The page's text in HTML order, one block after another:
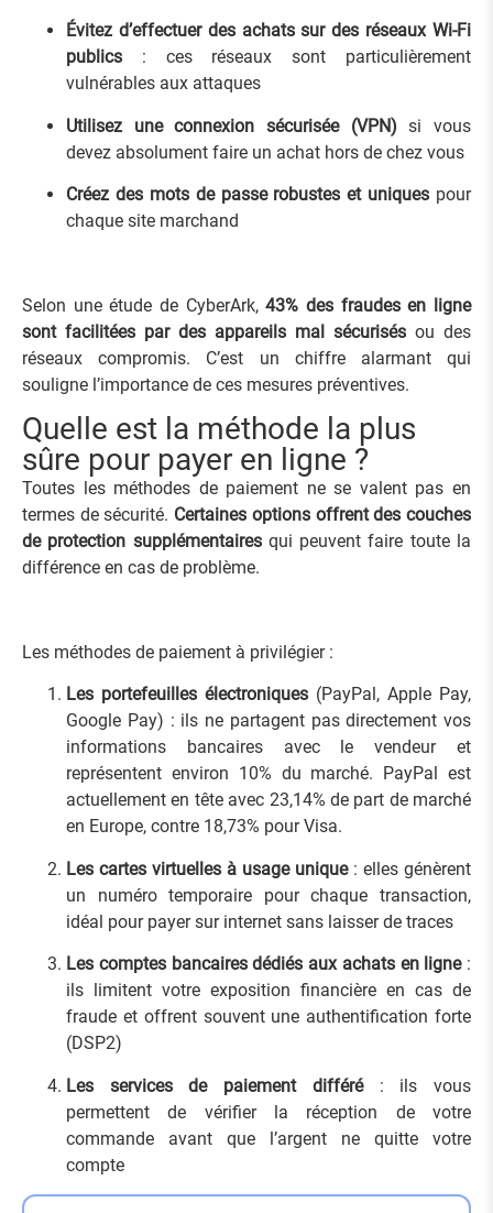
Évitez d’effectuer des achats sur des réseaux Wi-Fi
publics : ces réseaux sont particulièrement
vulnérables aux attaques
Utilisez une connexion sécurisée (VPN) si vous
devez absolument faire un achat hors de chez vous
Créez des mots de passe robustes et uniques pour
chaque site marchand
Selon une étude de CyberArk,43% des fraudes en ligne
sont facilitées par des appareils mal sécurisés ou des
réseaux compromis. C’est un chiffre alarmant qui
souligne l’importance de ces mesures préventives.
Quelle est la méthode la plus
sûre pour payer en ligne ?
Toutes les méthodes de paiement ne se valent pas en
termes de sécurité. Certaines options offrent des couches
de protection supplémentairesqui peuvent faire toute la
différence en cas de problème.
Les méthodes de paiement à privilégier :
Les portefeuilles électroniques (PayPal, Apple Pay,
Google Pay) : ils ne partagent pas directement vos
informations bancaires avec le vendeur et
représentent environ 10% du marché. PayPal est
actuellement en tête avec 23,14% de part de marché
en Europe, contre 18,73% pour Visa.
Les cartes virtuelles à usage unique: elles génèrent
un numéro temporaire pour chaque transaction,
idéal pour payer sur internet sans laisser de traces
Les comptes bancaires dédiés aux achats en ligne:
ils limitent votre exposition financière en cas de
fraude et offrent souvent une authentification forte
(DSP2)
Les services de paiement différé: ils vous
permettent de vérifier la réception de votre
commande avant que l’argent ne quitte votre
compte